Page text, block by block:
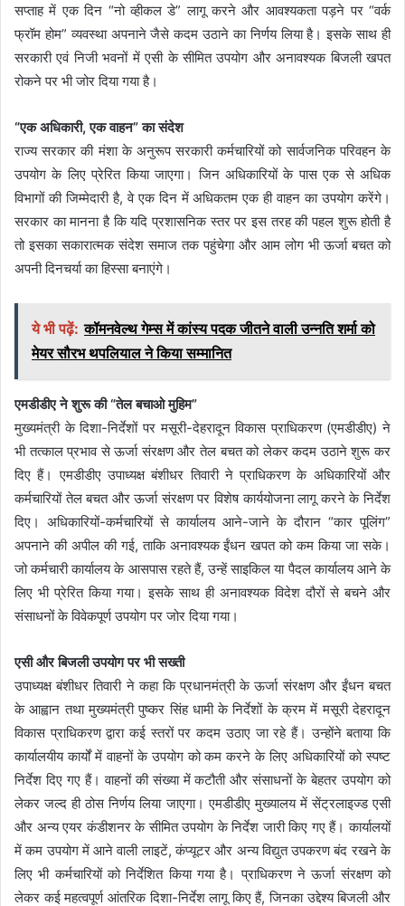
सप्ताह में एक दिन “नो व्हीकल डे” लागू करने और आवश्यकता पड़ने पर “वर्क
फ्रॉम होम” व्यवस्था अपनाने जैसे कदम उठाने का निर्णय लिया है। इसके साथ ही
सरकारी एवं निजी भवनों में एसी के सीमित उपयोग और अनावश्यक बिजली खपत
रोकने पर भी जोर दिया गया है।
“एक अधिकारी, एक वाहन” का संदेश
राज्य सरकार की मंशा के अनुरूप सरकारी कर्मचारियों को सार्वजनिक परिवहन के
उपयोग के लिए प्रेरित किया जाएगा। जिन अधिकारियों के पास एक से अधिक
विभागों की जिम्मेदारी है, वे एक दिन में अधिकतम एक ही वाहन का उपयोग करेंगे।
सरकार का मानना है कि यदि प्रशासनिक स्तर पर इस तरह की पहल शुरू होती है
तो इसका सकारात्मक संदेश समाज तक पहुंचेगा और आम लोग भी ऊर्जा बचत को
अपनी दिनचर्या का हिस्सा बनाएंगे।
ये भी पढ़ें: कॉमनवेल्थ गेम्स में कांस्य पदक जीतने वाली उन्नति शर्मा को
मेयर सौरभ थपलियाल ने किया सम्मानित
एमडीडीए ने शुरू की “तेल बचाओ मुहिम”
मुख्यमंत्री के दिशा-निर्देशों पर मसूरी-देहरादून विकास प्राधिकरण (एमडीडीए) ने
भी तत्काल प्रभाव से ऊर्जा संरक्षण और तेल बचत को लेकर कदम उठाने शुरू कर
दिए हैं। एमडीडीए उपाध्यक्ष बंशीधर तिवारी ने प्राधिकरण के अधिकारियों और
कर्मचारियों तेल बचत और ऊर्जा संरक्षण पर विशेष कार्ययोजना लागू करने के निर्देश
दिए। अधिकारियों-कर्मचारियों से कार्यालय आने-जाने के दौरान “कार पूलिंग”
अपनाने की अपील की गई, ताकि अनावश्यक ईंधन खपत को कम किया जा सके।
जो कर्मचारी कार्यालय के आसपास रहते हैं, उन्हें साइकिल या पैदल कार्यालय आने के
लिए भी प्रेरित किया गया। इसके साथ ही अनावश्यक विदेश दौरों से बचने और
संसाधनों के विवेकपूर्ण उपयोग पर जोर दिया गया।
एसी और बिजली उपयोग पर भी सख्ती
उपाध्यक्ष बंशीधर तिवारी ने कहा कि प्रधानमंत्री के ऊर्जा संरक्षण और ईंधन बचत
के आह्वान तथा मुख्यमंत्री पुष्कर सिंह धामी के निर्देशों के क्रम में मसूरी देहरादून
विकास प्राधिकरण द्वारा कई स्तरों पर कदम उठाए जा रहे हैं। उन्होंने बताया कि
कार्यालयीय कार्यों में वाहनों के उपयोग को कम करने के लिए अधिकारियों को स्पष्ट
निर्देश दिए गए हैं। वाहनों की संख्या में कटौती और संसाधनों के बेहतर उपयोग को
लेकर जल्द ही ठोस निर्णय लिया जाएगा। एमडीडीए मुख्यालय में सेंट्रलाइज्ड एसी
और अन्य एयर कंडीशनर के सीमित उपयोग के निर्देश जारी किए गए हैं। कार्यालयों
में कम उपयोग में आने वाली लाइटें, कंप्यूटर और अन्य विद्युत उपकरण बंद रखने के
लिए भी कर्मचारियों को निर्देशित किया गया है। प्राधिकरण ने ऊर्जा संरक्षण को
लेकर कई महत्वपूर्ण आंतरिक दिशा-निर्देश लागू किए हैं, जिनका उद्देश्य बिजली और